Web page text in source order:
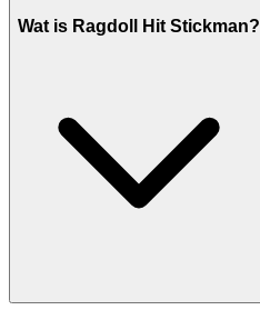
Wat is Ragdoll Hit Stickman?